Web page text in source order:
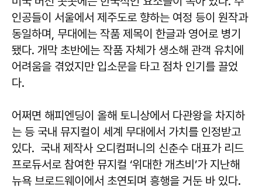
인공들이 서울에서 제주도로 향하는 여정 등이 원작과
동일하며, 무대에는 작품 제목이 한글과 영어로 병기
됐다. 개막 초반에는 작품 자체가 생소해 관객 유치에
어려움을 겪었지만 입소문을 타고 점차 인기를 끌었
다.
어쩌면 해피엔딩이 올해 토니상에서 다관왕을 차지하
는 등 국내 뮤지컬이 세계 무대에서 가치를 인정받고
있다. 국내 제작사 오디컴퍼니의 신춘수 대표가 리드
프로듀서로 참여한 뮤지컬 ‘위대한 개츠비’가 지난해
뉴욕 브로드웨이에서 초연되며 흥행을 거둔 바 있다.